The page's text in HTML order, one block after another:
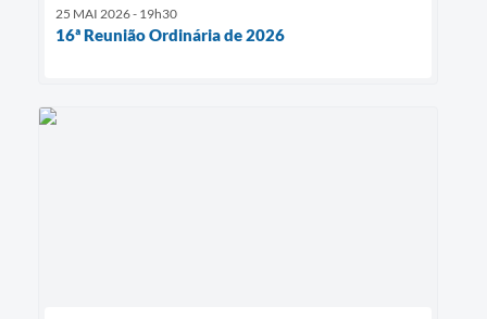
25 MAI 2026 - 19h30
16ª Reunião Ordinária de 2026